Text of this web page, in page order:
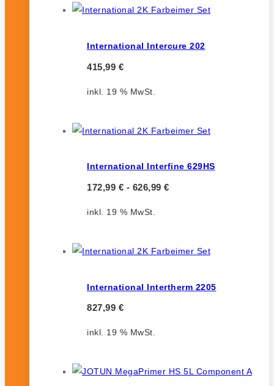
International Intercure 202
415,99 €
inkl. 19 % MwSt.
International Interfine 629HS
172,99 € - 626,99 €
inkl. 19 % MwSt.
International Intertherm 2205
827,99 €
inkl. 19 % MwSt.